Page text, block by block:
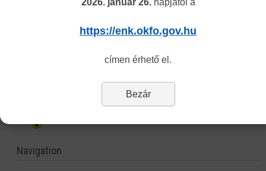
Navigation
https://enk.okfo.gov.hu
címen érhető el.
Bezár